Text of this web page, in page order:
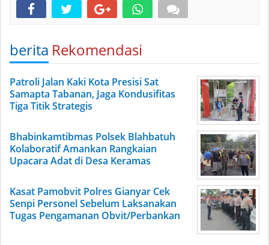
berita Rekomendasi
Patroli Jalan Kaki Kota Presisi Sat
Samapta Tabanan, Jaga Kondusifitas
Tiga Titik Strategis
Bhabinkamtibmas Polsek Blahbatuh
Kolaboratif Amankan Rangkaian
Upacara Adat di Desa Keramas
Kasat Pamobvit Polres Gianyar Cek
Senpi Personel Sebelum Laksanakan
Tugas Pengamanan Obvit/Perbankan